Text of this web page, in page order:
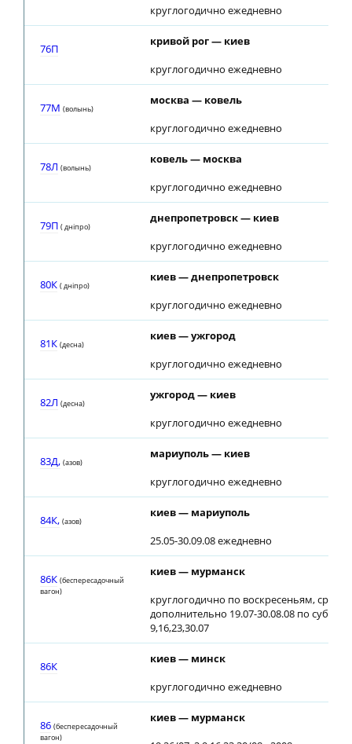
круглогодично ежедневно
76П
кривой рог — киев
круглогодично ежедневно
77М (волынь)
москва — ковель
круглогодично ежедневно
78Л (волынь)
ковель — москва
круглогодично ежедневно
79П ( днiпро)
днепропетровск — киев
круглогодично ежедневно
80К ( днiпро)
киев — днепропетровск
круглогодично ежедневно
81К (десна)
киев — ужгород
круглогодично ежедневно
82Л (десна)
ужгород — киев
круглогодично ежедневно
83Д, (азов)
мариуполь — киев
круглогодично ежедневно
84К, (азов)
киев — мариуполь
25.05-30.09.08 ежедневно
86К (беспересадочный
вагон)
киев — мурманск
круглогодично по воскресеньям,
дополнительно 19.07-30.08.08 по
9,16,23,30.07
86К
киев — минск
круглогодично ежедневно
86 (беспересадочный
вагон)
киев — мурманск